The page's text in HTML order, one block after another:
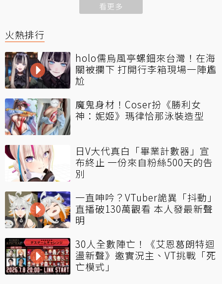
看更多
火熱排行
holo儒烏風亭螺鈿來台灣！在海
關被攔下 打開行李箱現場一陣尷
尬
魔鬼身材！Coser扮《勝利女
神：妮姬》瑪律恰那泳裝造型
日V大代真白「畢業計數器」宣
布終止 一份來自粉絲500天的告
別
一直呻吟？VTuber詭異「抖動」
直播破130萬觀看 本人發最新聲
明
30人全數陣亡！《艾恩葛朗特迴
盪新聲》邀實況主、VT挑戰「死
亡模式」